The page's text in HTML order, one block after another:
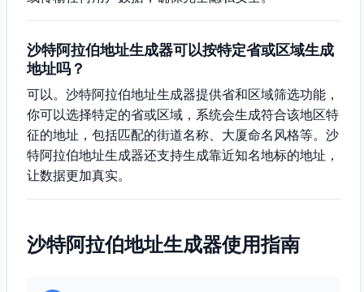
沙特阿拉伯地址生成器可以按特定省或区域生成
地址吗？
可以。沙特阿拉伯地址生成器提供省和区域筛选功能，
你可以选择特定的省或区域，系统会生成符合该地区特
征的地址，包括匹配的街道名称、大厦命名风格等。沙
特阿拉伯地址生成器还支持生成靠近知名地标的地址，
让数据更加真实。
沙特阿拉伯地址生成器使用指南